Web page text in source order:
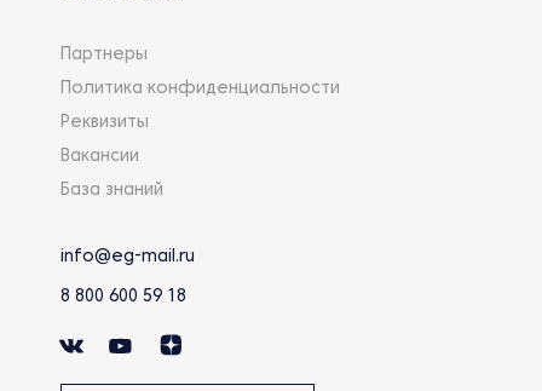
Партнеры
Политика конфиденциальности
Реквизиты
Вакансии
База знаний
info@eg-mail.ru
8 800 600 59 18